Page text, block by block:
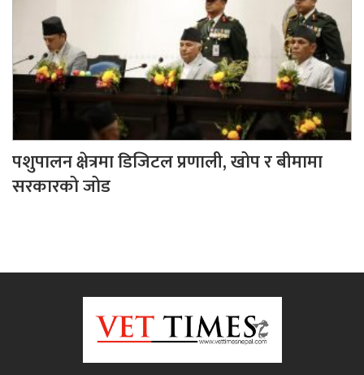
पशुपालन क्षेत्रमा डिजिटल प्रणाली, खोप र बीमामा
सरकारको जोड